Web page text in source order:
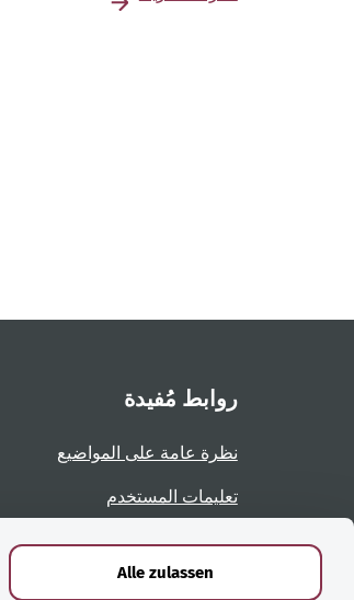
Alle zulassen
روابط مُفيدة
نظرة عامة على المواضيع
تعليمات المستخدم
نظرة عامة على الصفحات